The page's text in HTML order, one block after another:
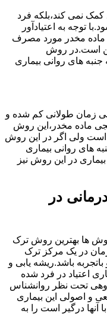
کمک نمی کند،بلکه فرد
توجه به اعتیادآور
ماده مخدر مورد مصرف
است.در روش
های روانی بیماری
زمان طولانی کم شده و
ماده مخدر،این روش
است ولی اگر در این روش
های روانی بیماری
در این روش نیز
در
روش ها بهترین روش ترک
در یک مرکز ترک
باشد.ریشه یابی و
اعتیاد در فرد شده
تحت نظر روانشناس
و اصولی این بیماری
آنها درگیر است را به